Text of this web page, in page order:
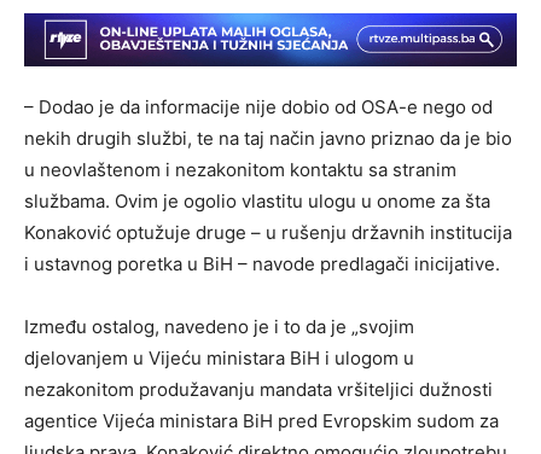
– Dodao je da informacije nije dobio od OSA-e nego od
nekih drugih službi, te na taj način javno priznao da je bio
u neovlaštenom i nezakonitom kontaktu sa stranim
službama. Ovim je ogolio vlastitu ulogu u onome za šta
Konaković optužuje druge – u rušenju državnih institucija
i ustavnog poretka u BiH – navode predlagači inicijative.
Između ostalog, navedeno je i to da je „svojim
djelovanjem u Vijeću ministara BiH i ulogom u
nezakonitom produžavanju mandata vršiteljici dužnosti
agentice Vijeća ministara BiH pred Evropskim sudom za